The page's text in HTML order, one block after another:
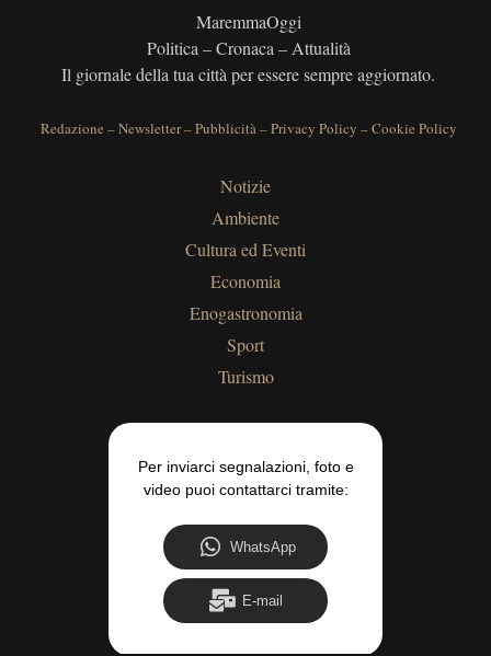
MaremmaOggi
Politica – Cronaca – Attualità
Il giornale della tua città per essere sempre aggiornato.
Redazione –Newsletter–Pubblicità–Privacy Policy –Cookie Policy
Notizie
Ambiente
Cultura ed Eventi
Economia
Enogastronomia
Sport
Turismo
Per inviarci segnalazioni, foto e
video puoi contattarci tramite:
WhatsApp
E-mail